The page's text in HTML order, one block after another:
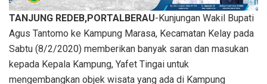
TANJUNG REDEB,PORTALBERAU-Kunjungan Wakil Bupati
Agus Tantomo ke Kampung Marasa, Kecamatan Kelay pada
Sabtu (8/2/2020) memberikan banyak saran dan masukan
kepada Kepala Kampung, Yafet Tingai untuk
mengembangkan objek wisata yang ada di Kampung